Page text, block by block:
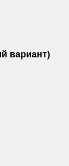
вариант)